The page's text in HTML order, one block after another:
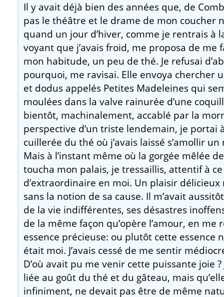
Il y avait déjà bien des années que, de
pas le théâtre et le drame de mon coucher
quand un jour d’hiver, comme je rentrais à
voyant que j’avais froid, me proposa de
mon habitude, un peu de thé. Je refusai
pourquoi, me ravisai. Elle envoya chercher
et dodus appelés Petites Madeleines qui
moulées dans la valve rainurée d’une
bientôt, machinalement, accablé par la
perspective d’un triste lendemain, je portai
cuillerée du thé où j’avais laissé s’amollir
Mais à l’instant même où la gorgée mêlée
toucha mon palais, je tressaillis, attentif à
d’extraordinaire en moi. Un plaisir délicieux
sans la notion de sa cause. Il m’avait
de la vie indifférentes, ses désastres
de la même façon qu’opère l’amour, en me
essence précieuse: ou plutôt cette essence
était moi. J’avais cessé de me sentir
D’où avait pu me venir cette puissante joie ?
liée au goût du thé et du gâteau, mais
infiniment, ne devait pas être de même